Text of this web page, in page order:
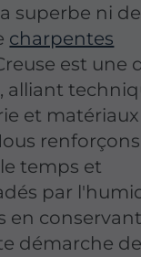
superbe ni
charpentes
est une
alliant
et matériaux
renforçons
temps et
par
en conservant
démarche de